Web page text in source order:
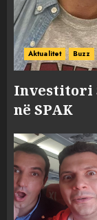
Aktualitet Buzz
Investitori
në SPAK